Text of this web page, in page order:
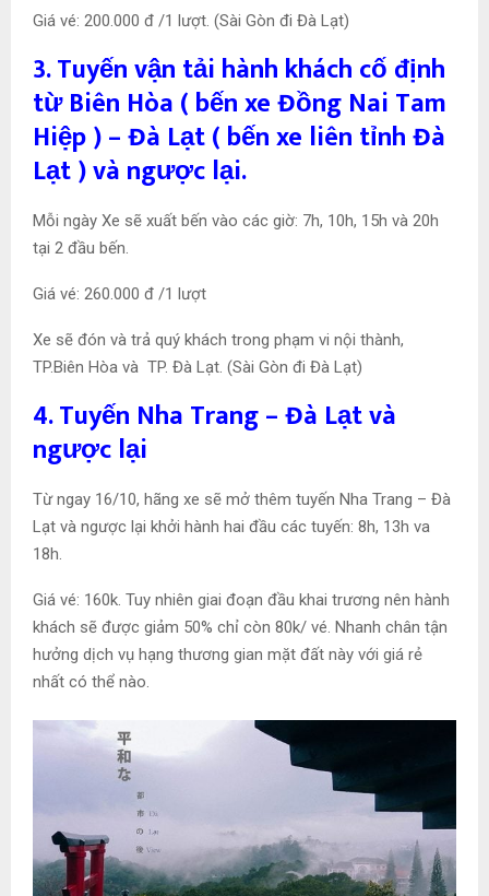
Giá vé: 200.000 đ /1 lượt. (Sài Gòn đi Đà Lạt)
3. Tuyến vận tải hành khách cố định
từ Biên Hòa ( bến xe Đồng Nai Tam
Hiệp ) – Đà Lạt ( bến xe liên tỉnh Đà
Lạt ) và ngược lại.
Mỗi ngày Xe sẽ xuất bến vào các giờ: 7h, 10h, 15h và 20h
tại 2 đầu bến.
Giá vé: 260.000 đ /1 lượt
Xe sẽ đón và trả quý khách trong phạm vi nội thành,
TP.Biên Hòa và TP. Đà Lạt. (Sài Gòn đi Đà Lạt)
4. Tuyến Nha Trang – Đà Lạt và
ngược lại
Từ ngay 16/10, hãng xe sẽ mở thêm tuyến Nha Trang – Đà
Lạt và ngược lại khởi hành hai đầu các tuyến: 8h, 13h va
18h.
Giá vé: 160k. Tuy nhiên giai đoạn đầu khai trương nên hành
khách sẽ được giảm 50% chỉ còn 80k/ vé. Nhanh chân tận
hưởng dịch vụ hạng thương gian mặt đất này với giá rẻ
nhất có thể nào.